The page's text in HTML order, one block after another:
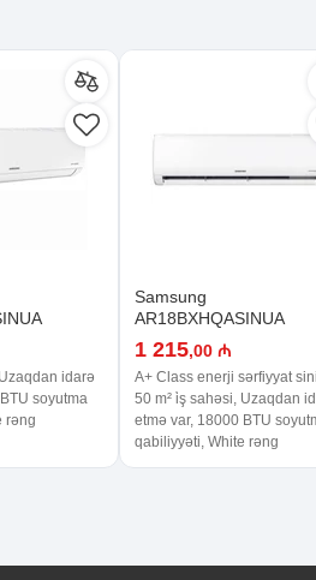
idarə
soyutma
rəng
Samsung
AR18BXHQASINUA
1 215,00 ₼
A+ Class enerji sərfiyyat
50 m² i̇ş sahəsi, Uzaqdan
etmə var, 18000 BTU
qabiliyyəti, White rəng